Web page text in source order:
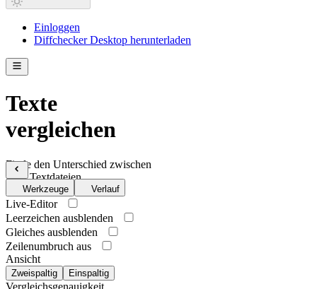
Einloggen
Diffchecker Desktop herunterladen
Texte
vergleichen
Finde den Unterschied zwischen
zwei Textdateien
Werkzeuge Verlauf
Live-Editor
Leerzeichen ausblenden
Gleiches ausblenden
Zeilenumbruch aus
Ansicht
Zweispaltig Einspaltig